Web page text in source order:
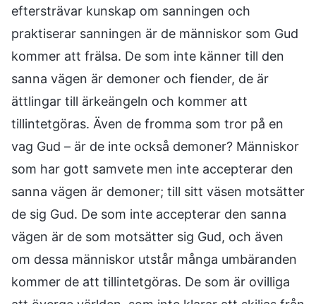
eftersträvar kunskap om sanningen och
praktiserar sanningen är de människor som Gud
kommer att frälsa. De som inte känner till den
sanna vägen är demoner och fiender, de är
ättlingar till ärkeängeln och kommer att
tillintetgöras. Även de fromma som tror på en
vag Gud – är de inte också demoner? Människor
som har gott samvete men inte accepterar den
sanna vägen är demoner; till sitt väsen motsätter
de sig Gud. De som inte accepterar den sanna
vägen är de som motsätter sig Gud, och även
om dessa människor utstår många umbäranden
kommer de att tillintetgöras. De som är ovilliga